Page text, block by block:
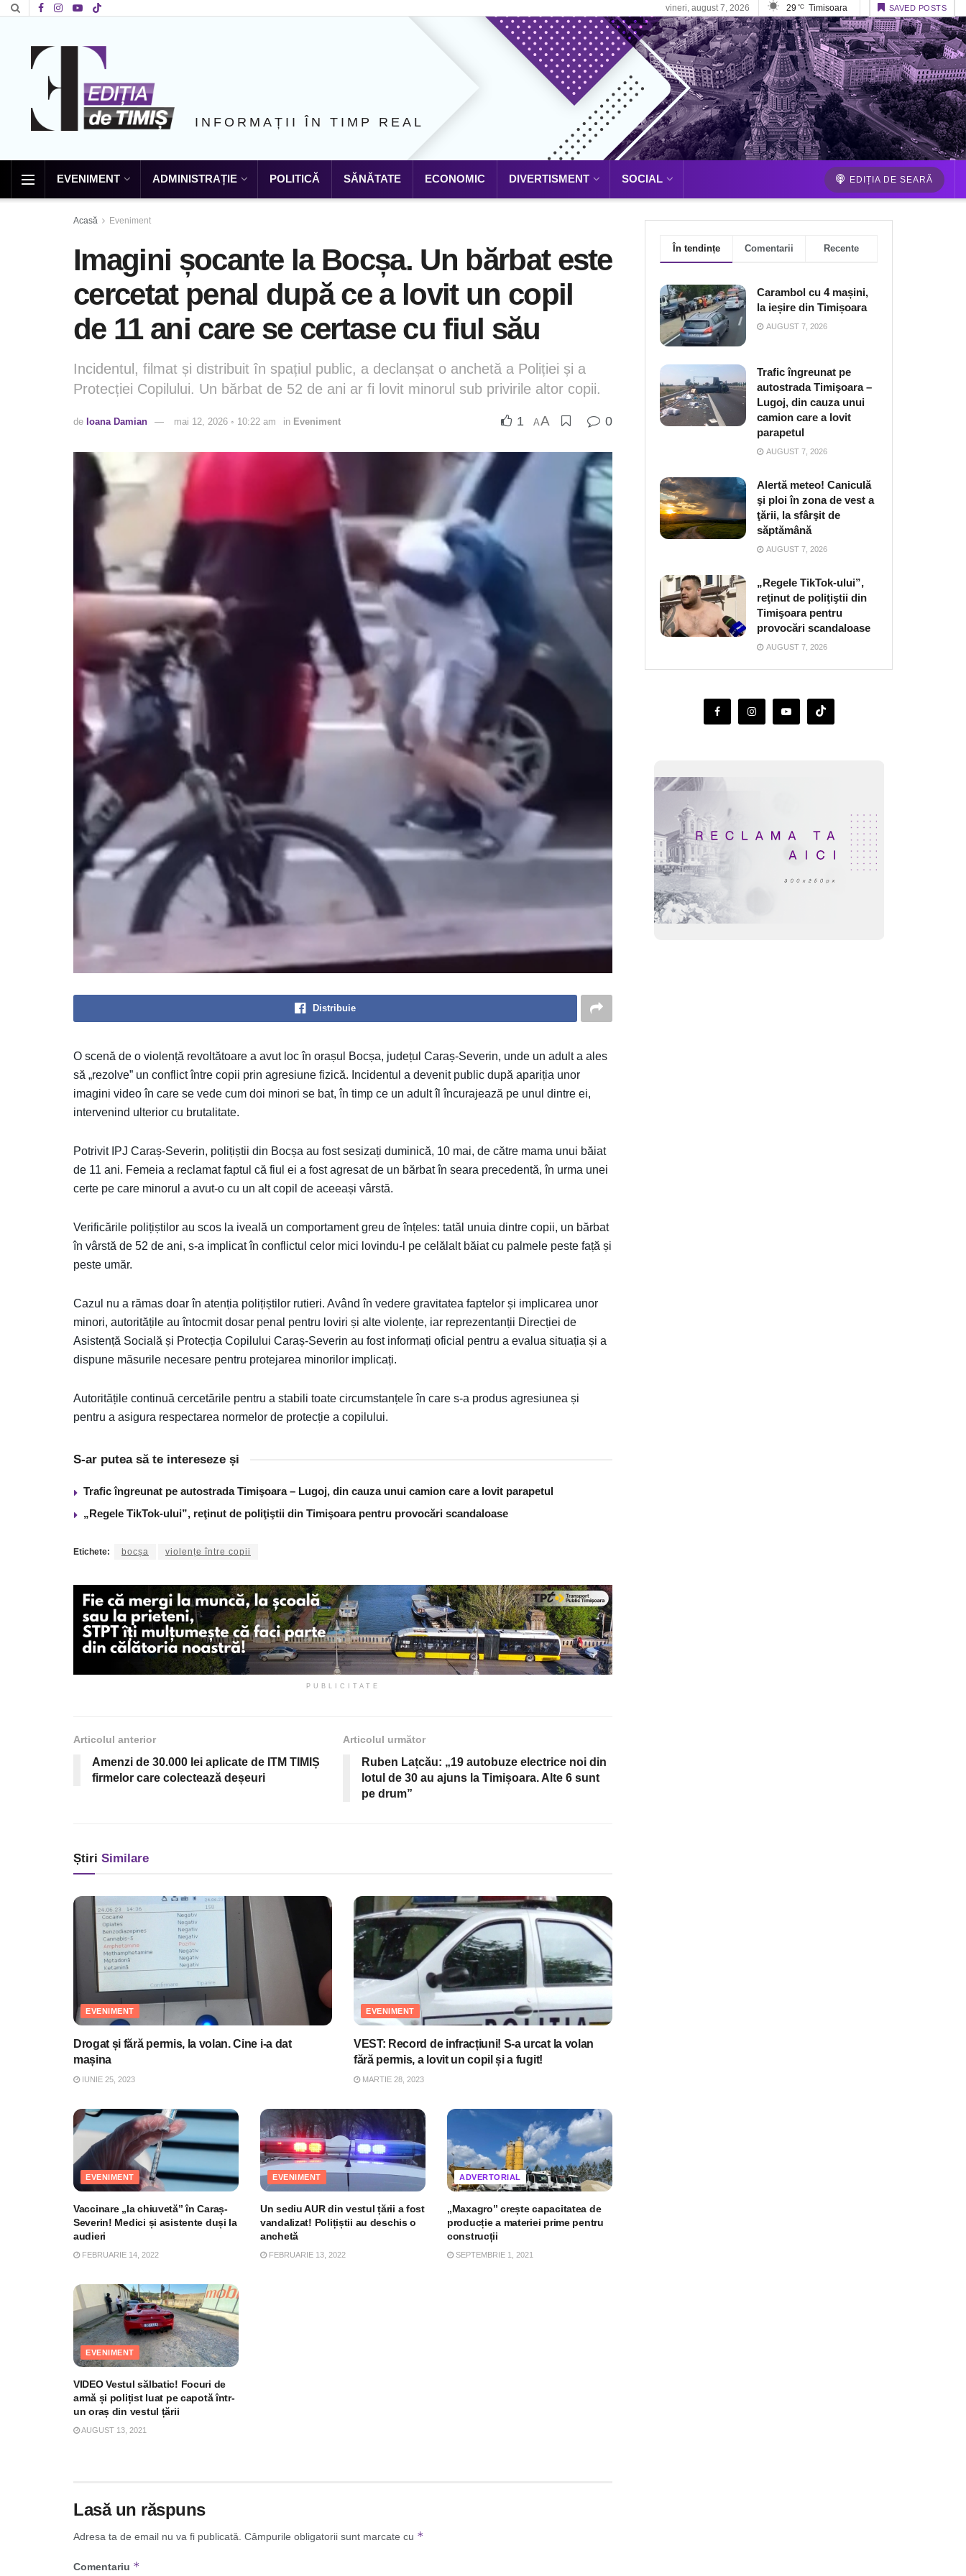
vineri, august 7, 2026 29 °C Timisoara SAVED POSTS
INFORMAȚII ÎN TIMP REAL
EVENIMENT ADMINISTRAȚIE POLITICĂ SĂNĂTATE ECONOMIC DIVERTISMENT SOCIAL EDIȚIA DE SEARĂ
Acasă Eveniment
Imagini șocante la Bocșa. Un bărbat este
cercetat penal după ce a lovit un copil
de 11 ani care se certase cu fiul său
Incidentul, filmat și distribuit în spațiul public, a declanșat o anchetă a Poliției și a
Protecției Copilului. Un bărbat de 52 de ani ar fi lovit minorul sub privirile altor copii.
de Ioana Damian mai 12, 2026 ◦ 10:22 am in Eveniment 1 AA 0
Distribuie
O scenă de o violență revoltătoare a avut loc în orașul Bocșa, județul Caraș-Severin, unde un adult a ales
să „rezolve” un conflict între copii prin agresiune fizică. Incidentul a devenit public după apariția unor
imagini video în care se vede cum doi minori se bat, în timp ce un adult îl încurajează pe unul dintre ei,
intervenind ulterior cu brutalitate.
Potrivit IPJ Caraș-Severin, polițiștii din Bocșa au fost sesizați duminică, 10 mai, de către mama unui băiat
de 11 ani. Femeia a reclamat faptul că fiul ei a fost agresat de un bărbat în seara precedentă, în urma unei
certe pe care minorul a avut-o cu un alt copil de aceeași vârstă.
Verificările polițiștilor au scos la iveală un comportament greu de înțeles: tatăl unuia dintre copii, un bărbat
în vârstă de 52 de ani, s-a implicat în conflictul celor mici lovindu-l pe celălalt băiat cu palmele peste față și
peste umăr.
Cazul nu a rămas doar în atenția polițiștilor rutieri. Având în vedere gravitatea faptelor și implicarea unor
minori, autoritățile au întocmit dosar penal pentru loviri și alte violențe, iar reprezentanții Direcției de
Asistență Socială și Protecția Copilului Caraș-Severin au fost informați oficial pentru a evalua situația și a
dispune măsurile necesare pentru protejarea minorilor implicați.
Autoritățile continuă cercetările pentru a stabili toate circumstanțele în care s-a produs agresiunea și
pentru a asigura respectarea normelor de protecție a copilului.
S-ar putea să te intereseze și
Trafic îngreunat pe autostrada Timişoara – Lugoj, din cauza unui camion care a lovit parapetul
„Regele TikTok-ului”, reţinut de poliţiştii din Timişoara pentru provocări scandaloase
Etichete: bocșa violențe între copii
PUBLICITATE
Articolul anterior
Amenzi de 30.000 lei aplicate de ITM TIMIȘ
firmelor care colectează deșeuri
Articolul următor
Ruben Lațcău: „19 autobuze electrice noi din
lotul de 30 au ajuns la Timișoara. Alte 6 sunt
pe drum”
Știri Similare
EVENIMENT
Drogat și fără permis, la volan. Cine i-a dat
mașina
IUNIE 25, 2023
EVENIMENT
VEST: Record de infracțiuni! S-a urcat la volan
fără permis, a lovit un copil și a fugit!
MARTIE 28, 2023
EVENIMENT
Vaccinare „la chiuvetă” în Caraș-
Severin! Medici și asistente duși la
audieri
FEBRUARIE 14, 2022
EVENIMENT
Un sediu AUR din vestul țării a fost
vandalizat! Polițiștii au deschis o
anchetă
FEBRUARIE 13, 2022
ADVERTORIAL
„Maxagro” crește capacitatea de
producție a materiei prime pentru
construcții
SEPTEMBRIE 1, 2021
EVENIMENT
VIDEO Vestul sălbatic! Focuri de
armă și polițist luat pe capotă într-
un oraș din vestul țării
AUGUST 13, 2021
Lasă un răspuns
Adresa ta de email nu va fi publicată. Câmpurile obligatorii sunt marcate cu *
Comentariu *
În tendințe Comentarii Recente
Carambol cu 4 mașini,
la ieșire din Timișoara
AUGUST 7, 2026
Trafic îngreunat pe
autostrada Timişoara –
Lugoj, din cauza unui
camion care a lovit
parapetul
AUGUST 7, 2026
Alertă meteo! Caniculă
şi ploi în zona de vest a
ţării, la sfârşit de
săptămână
AUGUST 7, 2026
„Regele TikTok-ului”,
reţinut de poliţiştii din
Timişoara pentru
provocări scandaloase
AUGUST 7, 2026